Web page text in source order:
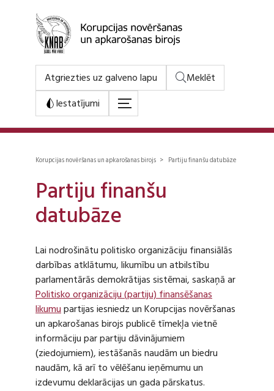
Atgriezties uz galveno lapu
Meklēt
Iestatījumi
Korupcijas novēršanas un apkarošanas birojs > Partiju finanšu datubāze
Partiju finanšu
datubāze
Lai nodrošinātu politisko organizāciju finansiālās
darbības atklātumu, likumību un atbilstību
parlamentārās demokrātijas sistēmai, saskaņā ar
Politisko organizāciju (partiju) finansēšanas
likumupartijas iesniedz un Korupcijas novēršanas
un apkarošanas birojs publicē tīmekļa vietnē
informāciju par partiju dāvinājumiem
(ziedojumiem), iestāšanās naudām un biedru
naudām, kā arī to vēlēšanu ieņēmumu un
izdevumu deklarācijas un gada pārskatus.